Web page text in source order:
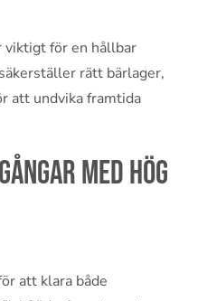
viktigt för en hållbar
rätt bärlager,
att undvika framtida
med hög
att klara både